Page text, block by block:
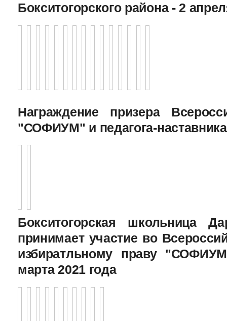
Бокситогорского района - 2
Награждение призера
"СОФИУМ" и педагога-наставника
Бокситогорская школьница
принимает участие во
избиратльному праву
марта 2021 года